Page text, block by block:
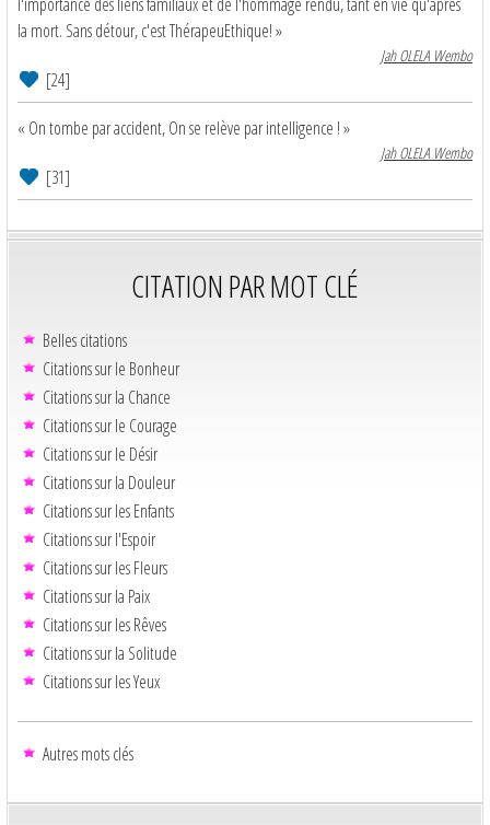
la mort. Sans détour, c'est ThérapeuEthique! »
Jah OLELA Wembo
[24]
« On tombe par accident, On se relève par intelligence ! »
Jah OLELA Wembo
[31]
CITATION PAR MOT CLÉ
Belles citations
Citations sur le Bonheur
Citations sur la Chance
Citations sur le Courage
Citations sur le Désir
Citations sur la Douleur
Citations sur les Enfants
Citations sur l'Espoir
Citations sur les Fleurs
Citations sur la Paix
Citations sur les Rêves
Citations sur la Solitude
Citations sur les Yeux
Autres mots clés